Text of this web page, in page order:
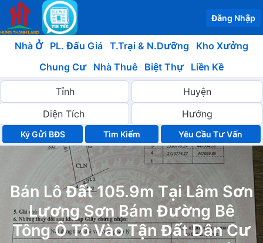
Đăng Nhập
Nhà Ở PL. Đấu Giá T.Trại & N.Dưỡng
Kho Xưởng
Chung Cư
Nhà Thuê Biệt Thự Liền Kề
Ký Gửi BĐS Yêu Cầu Tư Vấn
Bán Lô Đất 105.9m Tại Lâm Sơn
Lương Sơn Bám Đường Bê
Tông Ô Tô Vào Tận Đất Dân Cư